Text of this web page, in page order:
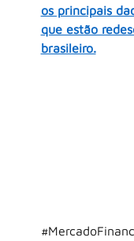
os principais
que estão
brasileiro.